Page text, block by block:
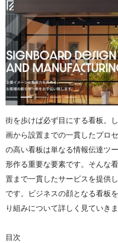
街を歩けば必ず目にする看板。
画から設置までの一貫したプロ
の高い看板は単なる情報伝達ツ
形作る重要な要素です。そんな
置まで一貫したサービスを提供
です。ビジネスの顔となる看板
り組みについて詳しく見ていきま
目次